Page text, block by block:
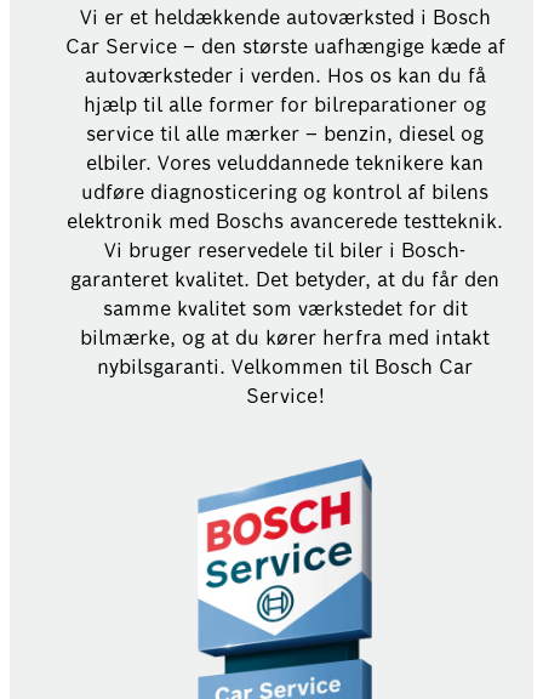
Vi er et heldækkende autoværksted i Bosch
Car Service – den største uafhængige kæde af
autoværksteder i verden. Hos os kan du få
hjælp til alle former for bilreparationer og
service til alle mærker – benzin, diesel og
elbiler. Vores veluddannede teknikere kan
udføre diagnosticering og kontrol af bilens
elektronik med Boschs avancerede testteknik.
Vi bruger reservedele til biler i Bosch-
garanteret kvalitet. Det betyder, at du får den
samme kvalitet som værkstedet for dit
bilmærke, og at du kører herfra med intakt
nybilsgaranti. Velkommen til Bosch Car
Service!